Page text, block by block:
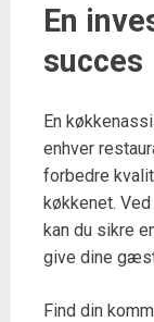
En
succes
En
enhver
forbedre
køkkenet.
kan du sikre
give dine
Find din